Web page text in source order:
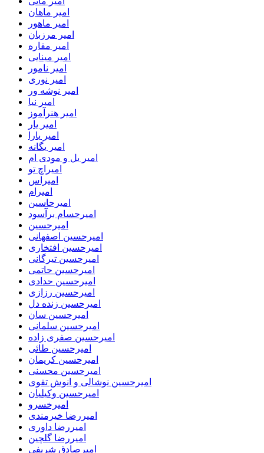
امیر ماهان
امیر ماهور
امیر مرزبان
امیر مقاره
امیر مینایی
امیر نامور
امیر نوری
امیر نوشه ور
امیر نیا
امیر هنرآموز
امیر یار
امیر یارا
امیر یگانه
امیر یل و مودی ام
امیراچ تو
امیراس
امیرام
امیرحاسین
امیرحسام برآسود
امیرحسین
امیرحسین اصفهانی
امیرحسین افتخاری
امیرحسین تیرگانی
امیرحسین حاتمی
امیرحسین حدادی
امیرحسین رزازی
امیرحسین زنده دل
امیرحسین سان
امیرحسین سلمانی
امیرحسین صفری زاده
امیرحسین طائی
امیرحسین کریمان
امیرحسین محسنی
امیرحسین نوشالی و انوش تقوی
امیرحسین وکیلیان
امیرخسرو
امیررضا خیرمندی
امیررضا داوری
امیررضا گلچین
امیرصادق شریفی